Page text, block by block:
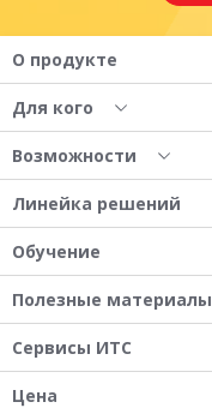
О продукте
Для кого
Возможности
Линейка решений
Обучение
Полезные материалы
Сервисы ИТС
Цена